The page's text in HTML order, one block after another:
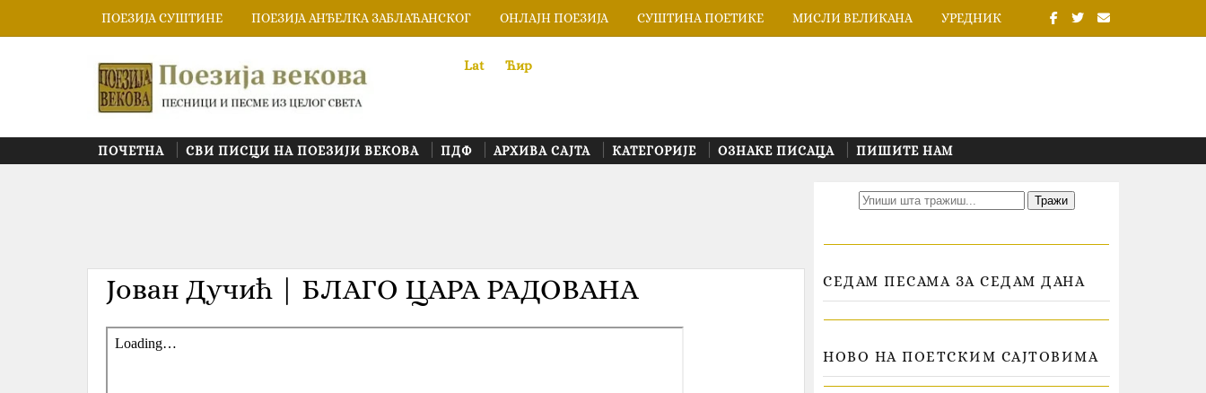
ПОЕЗИЈА СУШТИНЕ ПОЕЗИЈА АНЂЕЛКА ЗАБЛАЋАНСКОГ ОНЛАЈН ПОЕЗИЈА СУШТИНА ПОЕТИКЕ МИСЛИ ВЕЛИКАНА УРЕДНИК
Lat Ћир
ПОЧЕТНА СВИ ПИСЦИ НА ПОЕЗИЈИ ВЕКОВА ПДФ АРХИВА САЈТА КАТЕГОРИЈЕ ОЗНАКЕ ПИСАЦА ПИШИТЕ НАМ
Јован Дучић | БЛАГО ЦАРА РАДОВАНА СЕДАМ ПЕСАМА ЗА СЕДАМ ДАНА
НОВО НА ПОЕТСКИМ САЈТОВИМА